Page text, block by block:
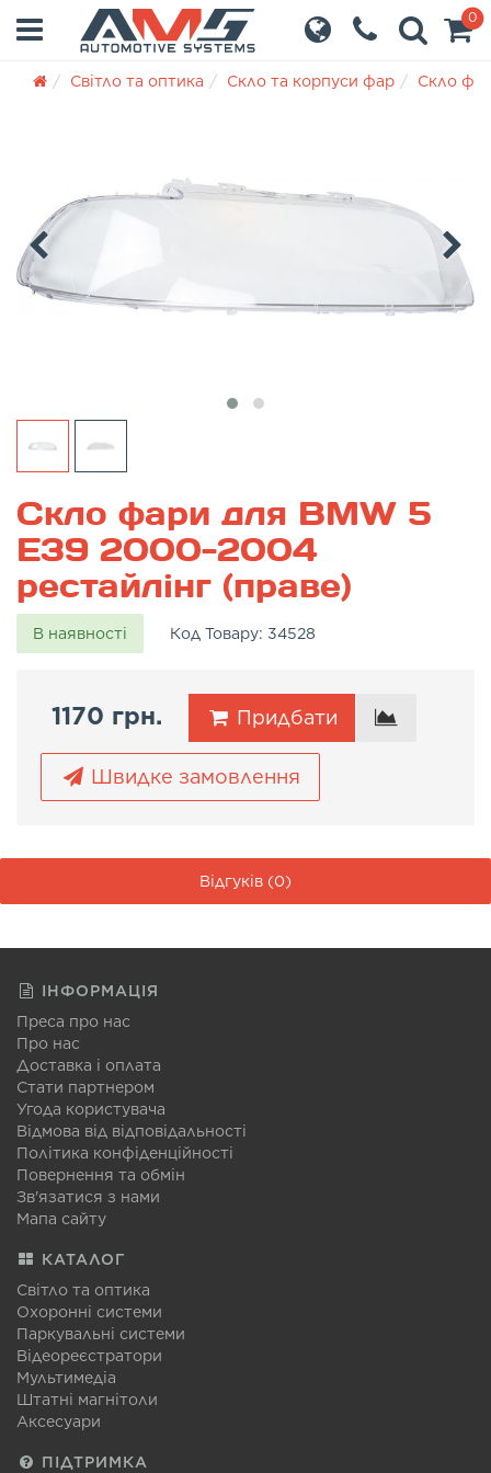
0
Світло та оптика Скло та корпуси фар Скло
Скло фари для BMW 5
E39 2000-2004
рестайлінг (праве)
В наявності Код Товару: 34528
1170 грн. Придбати
Швидке замовлення
Відгуків (0)
ІНФОРМАЦІЯ
Преса про нас
Про нас
Доставка і оплата
Стати партнером
Угода користувача
Відмова від відповідальності
Політика конфіденційності
Повернення та обмін
Зв'язатися з нами
Мапа сайту
КАТАЛОГ
Світло та оптика
Охоронні системи
Паркувальні системи
Відеореєстратори
Мультимедіа
Штатні магнітоли
Аксесуари
ПІДТРИМКА